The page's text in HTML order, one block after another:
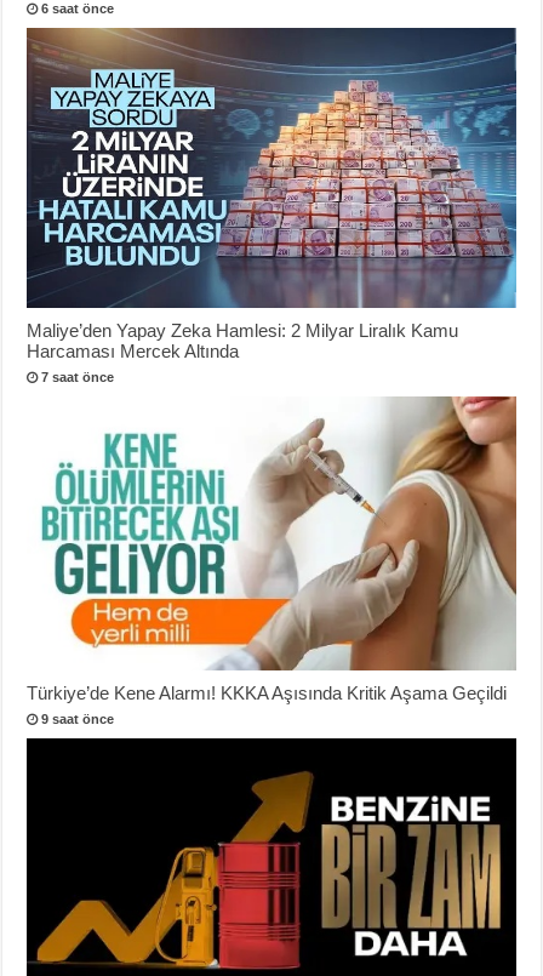
6 saat önce
Maliye’den Yapay Zeka Hamlesi: 2 Milyar Liralık Kamu
Harcaması Mercek Altında
7 saat önce
Türkiye’de Kene Alarmı! KKKA Aşısında Kritik Aşama Geçildi
9 saat önce